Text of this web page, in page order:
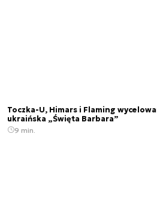
Toczka-U, Himars i Flaming
ukraińska „Święta Barbara”
9 min.